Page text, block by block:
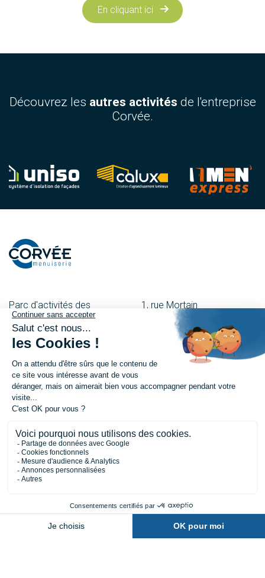
En cliquant ici
Découvrez les autres activités de l'entreprise
Corvée.
Parc d'activités des
Besnardières
53120 Gorron
02 43 08 00 43
27, rue du Maréchal-Foch
61700 Domfront
02 33 65 57 15
1, rue Mortain
50600 St-Hilaire-Du-
Harcouët
02 33 69 08 55
53500 Ernée
Nous contacter
Demander un devis
Être rappelé